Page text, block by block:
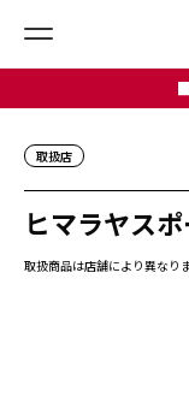
取扱店
ヒマラヤス
取扱商品は店舗により異なり